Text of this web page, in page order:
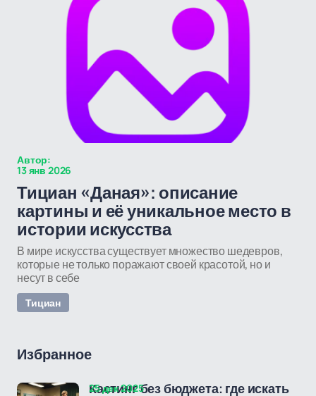
Автор:
13 янв 2026
Тициан «Даная»: описание
картины и её уникальное место в
истории искусства
В мире искусства существует множество шедевров,
которые не только поражают своей красотой, но и
несут в себе
Тициан
Избранное
Кастинг без бюджета: где искать
25 дек 2025